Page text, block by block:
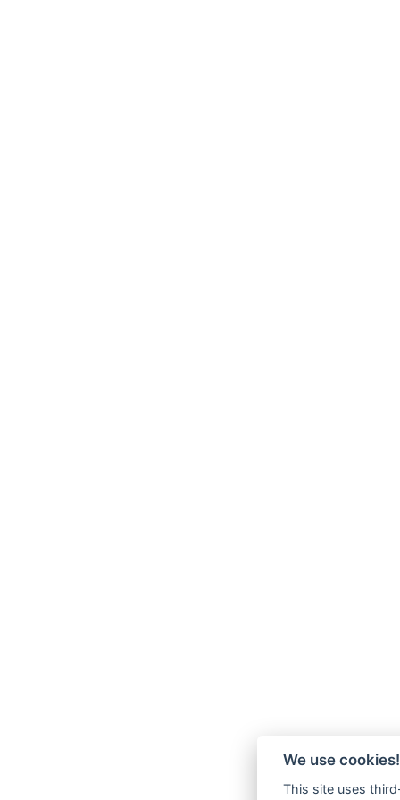
We use cookies!
This site uses